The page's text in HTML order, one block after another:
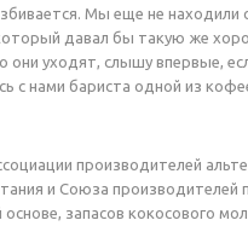
Мы еще не находили
давал бы такую же
они уходят, слышу впервые,
с нами бариста одной из
производителей
и Союза производителей
запасов кокосового